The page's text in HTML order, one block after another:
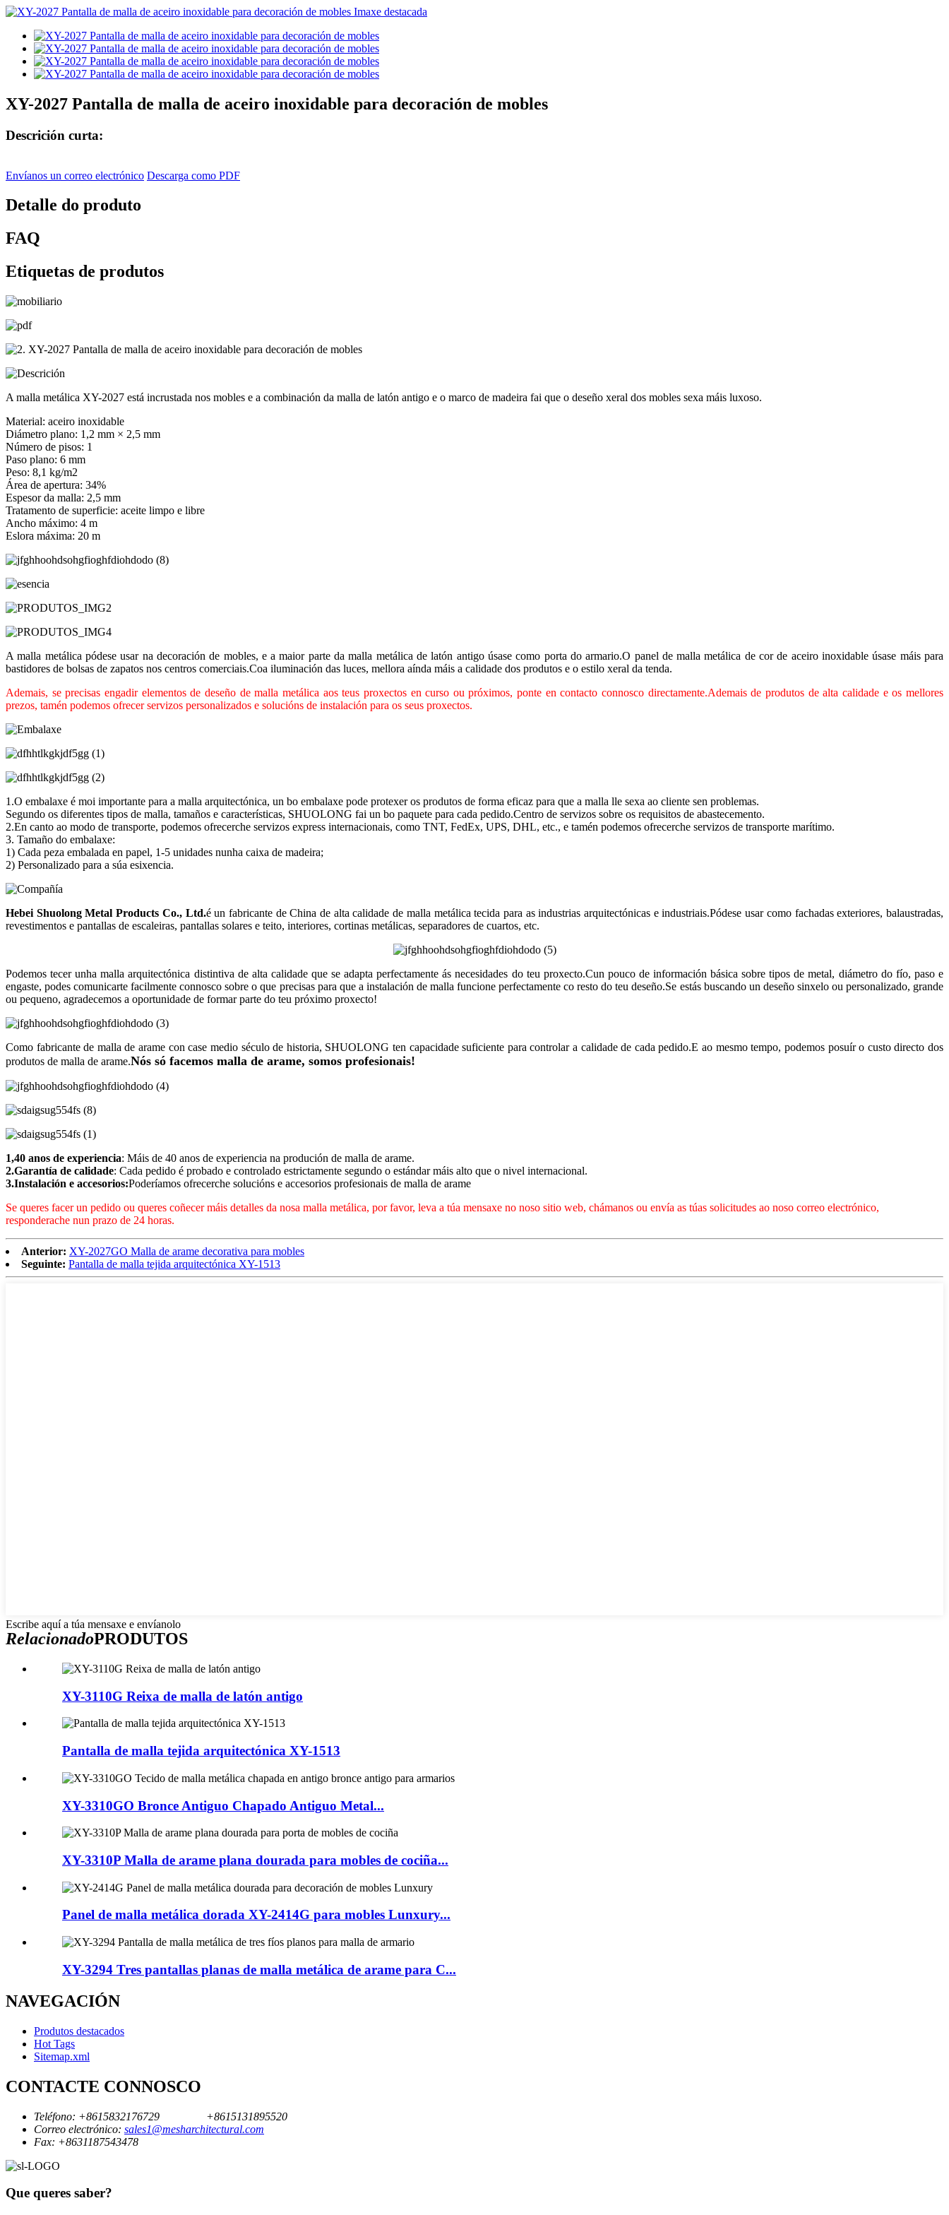
XY-2027 Pantalla de malla de aceiro inoxidable para decoración de mobles
Descrición curta:
Envíanos un correo electrónico Descarga como PDF
Detalle do produto
FAQ
Etiquetas de produtos
A malla metálica XY-2027 está incrustada nos mobles e a combinación da malla de latón antigo e o marco de madeira fai que o deseño xeral dos mobles sexa máis luxoso.
Material: aceiro inoxidable
Diámetro plano: 1,2 mm × 2,5 mm
Número de pisos: 1
Paso plano: 6 mm
Peso: 8,1 kg/m2
Área de apertura: 34%
Espesor da malla: 2,5 mm
Tratamento de superficie: aceite limpo e libre
Ancho máximo: 4 m
Eslora máxima: 20 m
A malla metálica pódese usar na decoración de mobles, e a maior parte da malla metálica de latón antigo úsase como porta do armario.O panel de malla metálica de cor de aceiro inoxidable úsase máis para
bastidores de bolsas de zapatos nos centros comerciais.Coa iluminación das luces, mellora aínda máis a calidade dos produtos e o estilo xeral da tenda.
Ademais, se precisas engadir elementos de deseño de malla metálica aos teus proxectos en curso ou próximos, ponte en contacto connosco directamente.Ademais de produtos de alta calidade e os mellores
prezos, tamén podemos ofrecer servizos personalizados e solucións de instalación para os seus proxectos.
1.O embalaxe é moi importante para a malla arquitectónica, un bo embalaxe pode protexer os produtos de forma eficaz para que a malla lle sexa ao cliente sen problemas.
Segundo os diferentes tipos de malla, tamaños e características, SHUOLONG fai un bo paquete para cada pedido.Centro de servizos sobre os requisitos de abastecemento.
2.En canto ao modo de transporte, podemos ofrecerche servizos express internacionais, como TNT, FedEx, UPS, DHL, etc., e tamén podemos ofrecerche servizos de transporte marítimo.
3. Tamaño do embalaxe:
1) Cada peza embalada en papel, 1-5 unidades nunha caixa de madeira;
2) Personalizado para a súa esixencia.
Hebei Shuolong Metal Products Co., Ltd.é un fabricante de China de alta calidade de malla metálica tecida para as industrias arquitectónicas e industriais.Pódese usar como fachadas exteriores, balaustradas,
revestimentos e pantallas de escaleiras, pantallas solares e teito, interiores, cortinas metálicas, separadores de cuartos, etc.
Podemos tecer unha malla arquitectónica distintiva de alta calidade que se adapta perfectamente ás necesidades do teu proxecto.Cun pouco de información básica sobre tipos de metal, diámetro do fío, paso e
engaste, podes comunicarte facilmente connosco sobre o que precisas para que a instalación de malla funcione perfectamente co resto do teu deseño.Se estás buscando un deseño sinxelo ou personalizado, grande
ou pequeno, agradecemos a oportunidade de formar parte do teu próximo proxecto!
Como fabricante de malla de arame con case medio século de historia, SHUOLONG ten capacidade suficiente para controlar a calidade de cada pedido.E ao mesmo tempo, podemos posuír o custo directo dos
produtos de malla de arame.Nós só facemos malla de arame, somos profesionais!
1,40 anos de experiencia: Máis de 40 anos de experiencia na produción de malla de arame.
2.Garantía de calidade: Cada pedido é probado e controlado estrictamente segundo o estándar máis alto que o nivel internacional.
3.Instalación e accesorios:Poderíamos ofrecerche solucións e accesorios profesionais de malla de arame
Se queres facer un pedido ou queres coñecer máis detalles da nosa malla metálica, por favor, leva a túa mensaxe no noso sitio web, chámanos ou envía as túas solicitudes ao noso correo electrónico,
responderache nun prazo de 24 horas.
Anterior: XY-2027GO Malla de arame decorativa para mobles
Seguinte: Pantalla de malla tejida arquitectónica XY-1513
Escribe aquí a túa mensaxe e envíanolo
RelacionadoPRODUTOS
XY-3110G Reixa de malla de latón antigo
Pantalla de malla tejida arquitectónica XY-1513
XY-3310GO Bronce Antiguo Chapado Antiguo Metal...
XY-3310P Malla de arame plana dourada para mobles de cociña...
Panel de malla metálica dorada XY-2414G para mobles Lunxury...
XY-3294 Tres pantallas planas de malla metálica de arame para C...
NAVEGACIÓN
Produtos destacados
Hot Tags
Sitemap.xml
CONTACTE CONNOSCO
Teléfono: +8615832176729
+8615131895520
Correo electrónico: sales1@mesharchitectural.com
Fax: +8631187543478
Que queres saber?